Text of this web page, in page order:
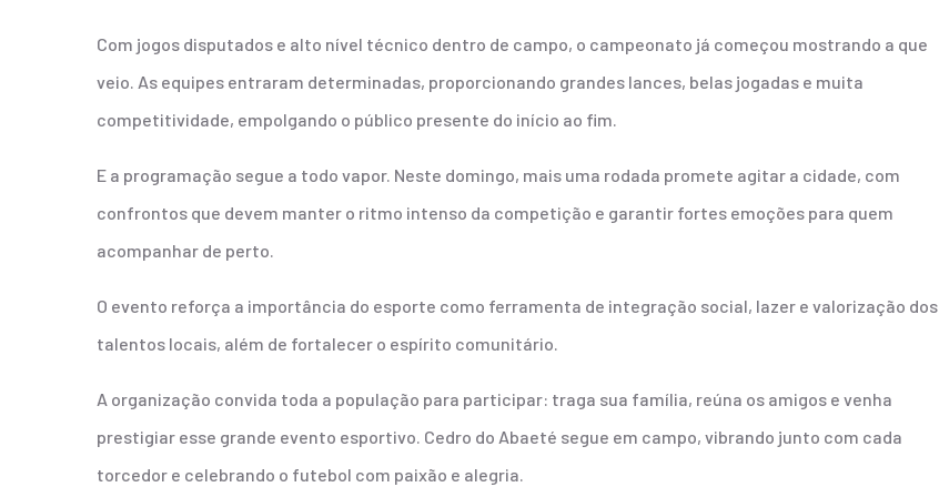
Com jogos disputados e alto nível técnico dentro de campo, o campeonato já começou mostrando a que
veio. As equipes entraram determinadas, proporcionando grandes lances, belas jogadas e muita
competitividade, empolgando o público presente do início ao fim.
E a programação segue a todo vapor. Neste domingo, mais uma rodada promete agitar a cidade, com
confrontos que devem manter o ritmo intenso da competição e garantir fortes emoções para quem
acompanhar de perto.
O evento reforça a importância do esporte como ferramenta de integração social, lazer e valorização dos
talentos locais, além de fortalecer o espírito comunitário.
A organização convida toda a população para participar: traga sua família, reúna os amigos e venha
prestigiar esse grande evento esportivo. Cedro do Abaeté segue em campo, vibrando junto com cada
torcedor e celebrando o futebol com paixão e alegria.